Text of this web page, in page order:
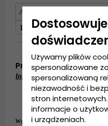
Lista obserwowanych
Produktbeskrivning
Informacje szczegółowe:
Wykonanie: 100%bawełna
Rozmiar uniwersalny
Regulacja z tyłu czapki
Wykonanie:100%bawełna
Używamy plików
spersonalizowane
spersonalizowaną
niezawodność i
stron
informacje o
i urządzeniach.